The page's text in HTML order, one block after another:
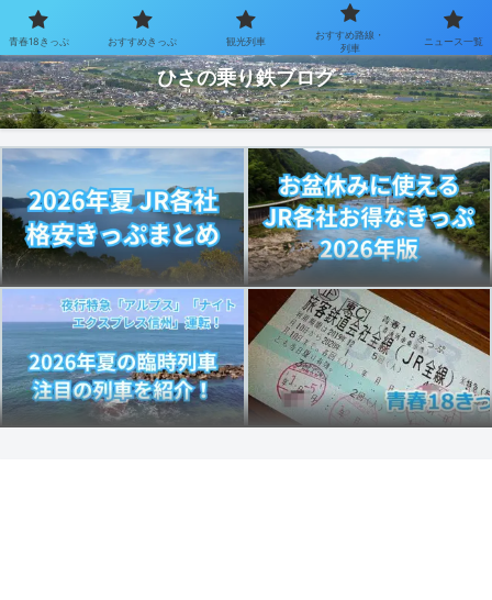
お得なきっぷで乗り鉄を楽しむブログ
ひさの乗り鉄ブログ
青春18きっぷ おすすめきっぷ 観光列車
おすすめ路線・
列車
ニュース一覧